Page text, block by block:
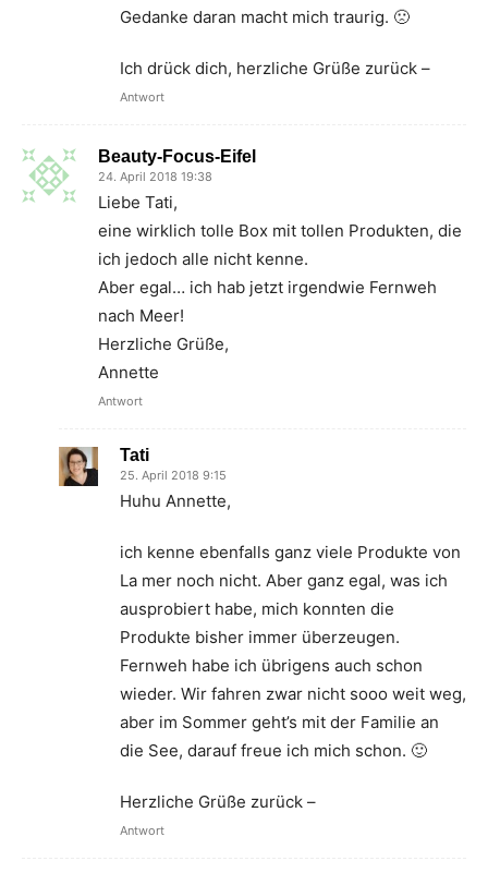
Gedanke daran macht mich traurig. 🙁
Ich drück dich, herzliche Grüße zurück –
Antwort
Beauty-Focus-Eifel
24. April 2018 19:38
Liebe Tati,
eine wirklich tolle Box mit tollen Produkten, die
ich jedoch alle nicht kenne.
Aber egal… ich hab jetzt irgendwie Fernweh
nach Meer!
Herzliche Grüße,
Annette
Antwort
Tati
25. April 2018 9:15
Huhu Annette,
ich kenne ebenfalls ganz viele Produkte von
La mer noch nicht. Aber ganz egal, was ich
ausprobiert habe, mich konnten die
Produkte bisher immer überzeugen.
Fernweh habe ich übrigens auch schon
wieder. Wir fahren zwar nicht sooo weit weg,
aber im Sommer geht’s mit der Familie an
die See, darauf freue ich mich schon. 🙂
Herzliche Grüße zurück –
Antwort